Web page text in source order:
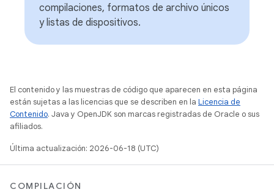
compilaciones, formatos de archivo únicos
y listas de dispositivos.
El contenido y las muestras de código que aparecen en esta página
están sujetas a las licencias que se describen en la Licencia de
Contenido. Java y OpenJDK son marcas registradas de Oracle o sus
afiliados.
Última actualización: 2026-06-18 (UTC)
COMPILACIÓN